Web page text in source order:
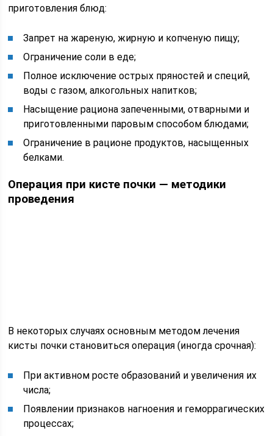
приготовления блюд:
Запрет на жареную, жирную и копченую пищу;
Ограничение соли в еде;
Полное исключение острых пряностей и специй,
воды с газом, алкогольных напитков;
Насыщение рациона запеченными, отварными и
приготовленными паровым способом блюдами;
Ограничение в рационе продуктов, насыщенных
белками.
Операция при кисте почки — методики
проведения
В некоторых случаях основным методом лечения
кисты почки становиться операция (иногда срочная):
При активном росте образований и увеличения их
числа;
Появлении признаков нагноения и геморрагических
процессах;